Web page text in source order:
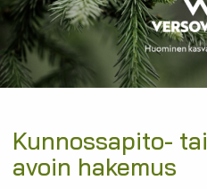
Kunnossapito-
avoin hakemus